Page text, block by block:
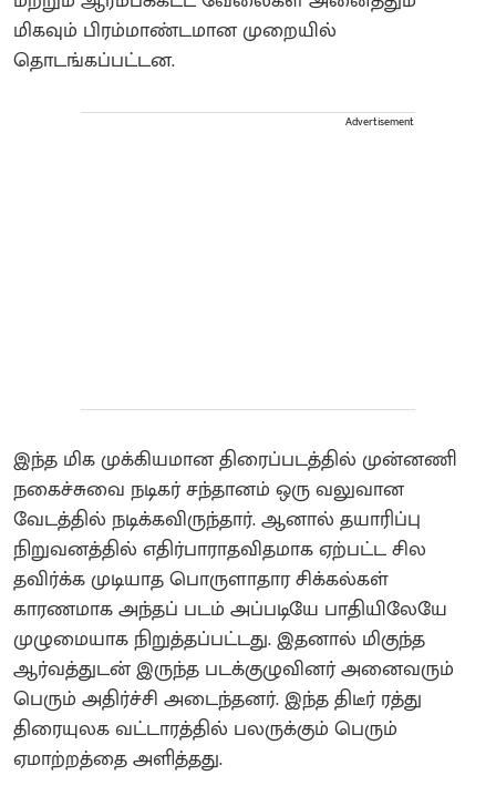
மிகவும் பிரம்மாண்டமான முறையில்
தொடங்கப்பட்டன.
Advertisement
இந்த மிக முக்கியமான திரைப்படத்தில் முன்னணி
நகைச்சுவை நடிகர் சந்தானம் ஒரு வலுவான
வேடத்தில் நடிக்கவிருந்தார். ஆனால் தயாரிப்பு
நிறுவனத்தில் எதிர்பாராதவிதமாக ஏற்பட்ட சில
தவிர்க்க முடியாத பொருளாதார சிக்கல்கள்
காரணமாக அந்தப் படம் அப்படியே பாதியிலேயே
முழுமையாக நிறுத்தப்பட்டது. இதனால் மிகுந்த
ஆர்வத்துடன் இருந்த படக்குழுவினர் அனைவரும்
பெரும் அதிர்ச்சி அடைந்தனர். இந்த திடீர் ரத்து
திரையுலக வட்டாரத்தில் பலருக்கும் பெரும்
ஏமாற்றத்தை அளித்தது.